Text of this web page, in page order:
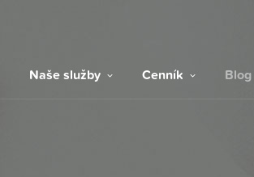
Naše služby Cenník Blog